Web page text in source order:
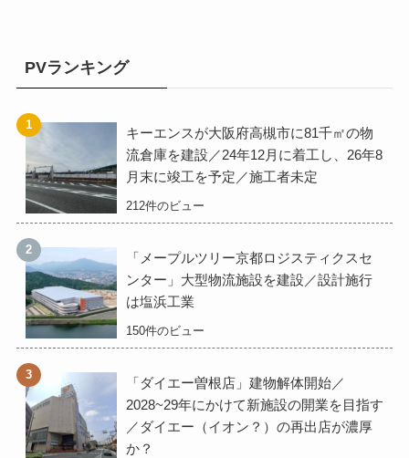
PVランキング
キーエンスが大阪府高槻市に81千㎡の物
流倉庫を建設／24年12月に着工し、26年8
月末に竣工を予定／施工者未定
212件のビュー
「メープルツリー京都ロジスティクスセ
ンター」大型物流施設を建設／設計施行
は塩浜工業
150件のビュー
「ダイエー曽根店」建物解体開始／
2028~29年にかけて新施設の開業を目指す
／ダイエー（イオン？）の再出店が濃厚
か？